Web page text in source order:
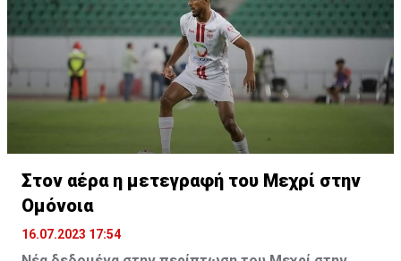
Στον αέρα η μετεγραφή του Μεχρί στην
Ομόνοια
16.07.2023 17:54